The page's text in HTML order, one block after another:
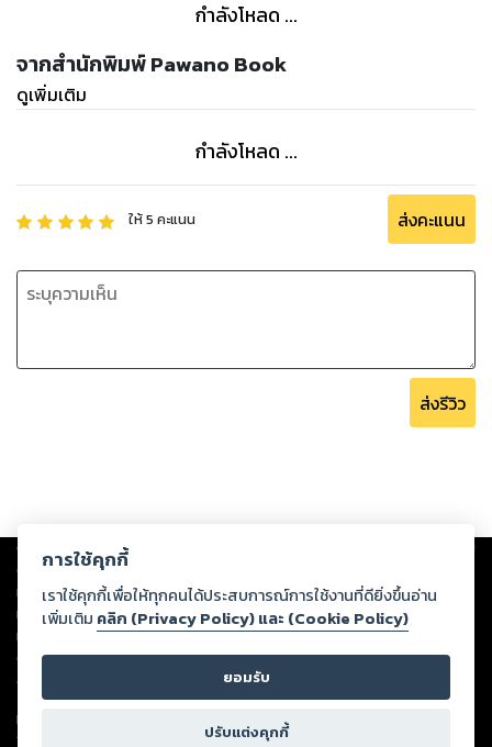
กำลังโหลด ...
จากสำนักพิมพ์ Pawano Book
ดูเพิ่มเติม
กำลังโหลด ...
ให้5 คะแนน ส่งคะแนน
ส่งรีวิว
Copyright © 2026
ต่อผลงานหรือเนื้อหาใดที่อัปโหลดผ่านเว็บไซต์และปรากฏว่าละเมิดสิทธิใน
ทรัพย์สินทางปัญญาของบุคคลอื่นหรือขัดต่อกฎหมายและศีลธรรม ดังนั้น ผู้อ่าน
ทุกท่านโปรดใช้วิจารณญาณในการกลั่นกรองด้วยตนเอง และหากท่านพบว่าส่วน
หนึ่งส่วนใดขัดต่อกฎหมายและศีลธรรม กรุณาแจ้งมายังบริษัท เพื่อทีมงานจะได้
ดำเนินการในทันที ทั้งนี้ ทางสตอรี่ล็อกขอสงวนลิขสิทธิ์ตามพระราชบัญญัติ
ลิขสิทธิ์ พ.ศ. 2537 (ฉบับล่าสุด)
For support: member@ookbee.com
Version
การใช้คุกกี้
เราใช้คุกกี้เพื่อให้ทุกคนได้ประสบการณ์การใช้งานที่ดียิ่งขึ้นอ่าน
เพิ่มเติม คลิก (Privacy Policy) และ (Cookie Policy)
ยอมรับ
ปรับแต่งคุกกี้